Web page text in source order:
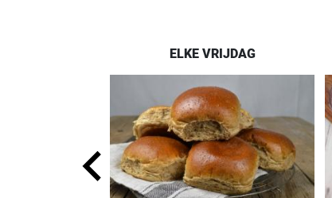
ELKE VRIJDAG